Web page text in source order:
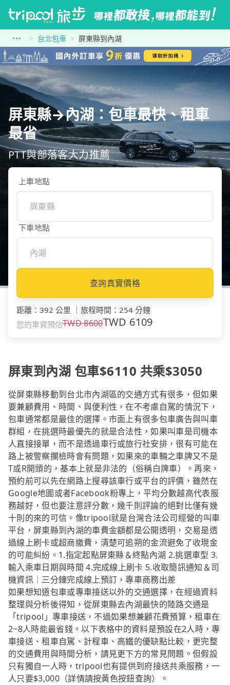
台北包車 屏東縣到內湖
屏東縣→內湖：包車最快、租車
最省
PTT與部落客大力推薦
上車地點
下車地點
查詢真實價格
距離 ： 392 公里 旅程時間 ： 254 分鐘
您的車資預估TWD8600TWD 6109
屏東到內湖 包車$6110 共乘$3050
從屏東縣移動到台北市內湖區的交通方式有很多，但如果
要兼顧費用、時間、與便利性，在不考慮自駕的情況下，
包車通常都是最佳的選擇。市面上有很多包車廣告與叫車
群組，在挑選時最優先的就是合法性，如果叫車是司機本
人直接接單，而不是透過車行或旅行社安排，很有可能在
路上被警察攔檢時會有問題，如果來的車輛之車牌又不是
T或R開頭的，基本上就是非法的（俗稱白牌車）。再來，
預約前可以先在網路上搜尋該車行或平台的評價，雖然在
Google地圖或者Facebook粉專上，平均分數越高代表服
務越好，但也要注意評分數，幾千則評論的絕對比僅有幾
十則的來的可信。像tripool就是台灣合法公司經營的叫車
平台，屏東縣到內湖的車費金額都是公開透明，交易是透
過線上刷卡或超商繳費，清楚可追朔的金流避免了收現金
的可能糾紛。1.指定起點屏東縣＆終點內湖 2.挑選車型 3.
輸入乘車日期與時間 4.完成線上刷卡 5.收取簡訊通知＆司
機資訊｜三分鐘完成線上預訂，專車商務出差
如果想知道包車或專車接送以外的交通選擇，在經過資料
整理與分析後得知，從屏東縣去內湖最快的陸路交通是
「tripool」專車接送，不過如果想兼顧花費預算，租車在
2~8人時能最省錢。以下表格中的資料是預設在2人時，專
車接送、租車自駕、計程車、高鐵的優缺點比較，更完整
的交通費用與時間分析，請見更下方的常見問題。但假設
只有獨自一人時，tripool也有提供到府接送共乘服務，一
人只要$3,000（詳情請按黃色按鈕查詢）。